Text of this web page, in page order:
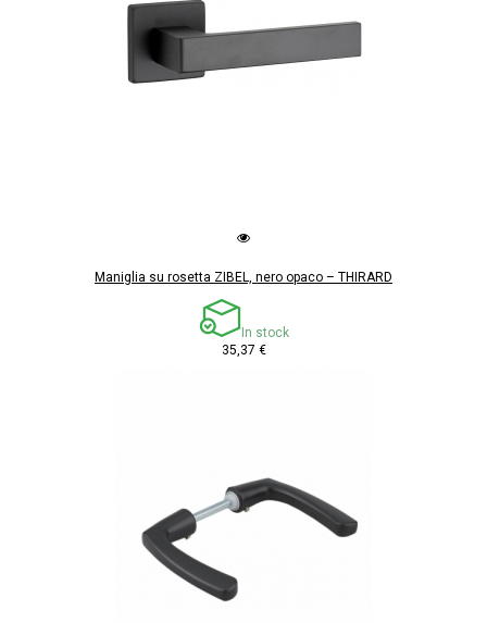
Maniglia su rosetta ZIBEL, nero opaco – THIRARD
In stock
35,37 €